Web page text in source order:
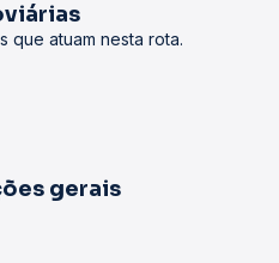
que atuam nesta rota.
gerais